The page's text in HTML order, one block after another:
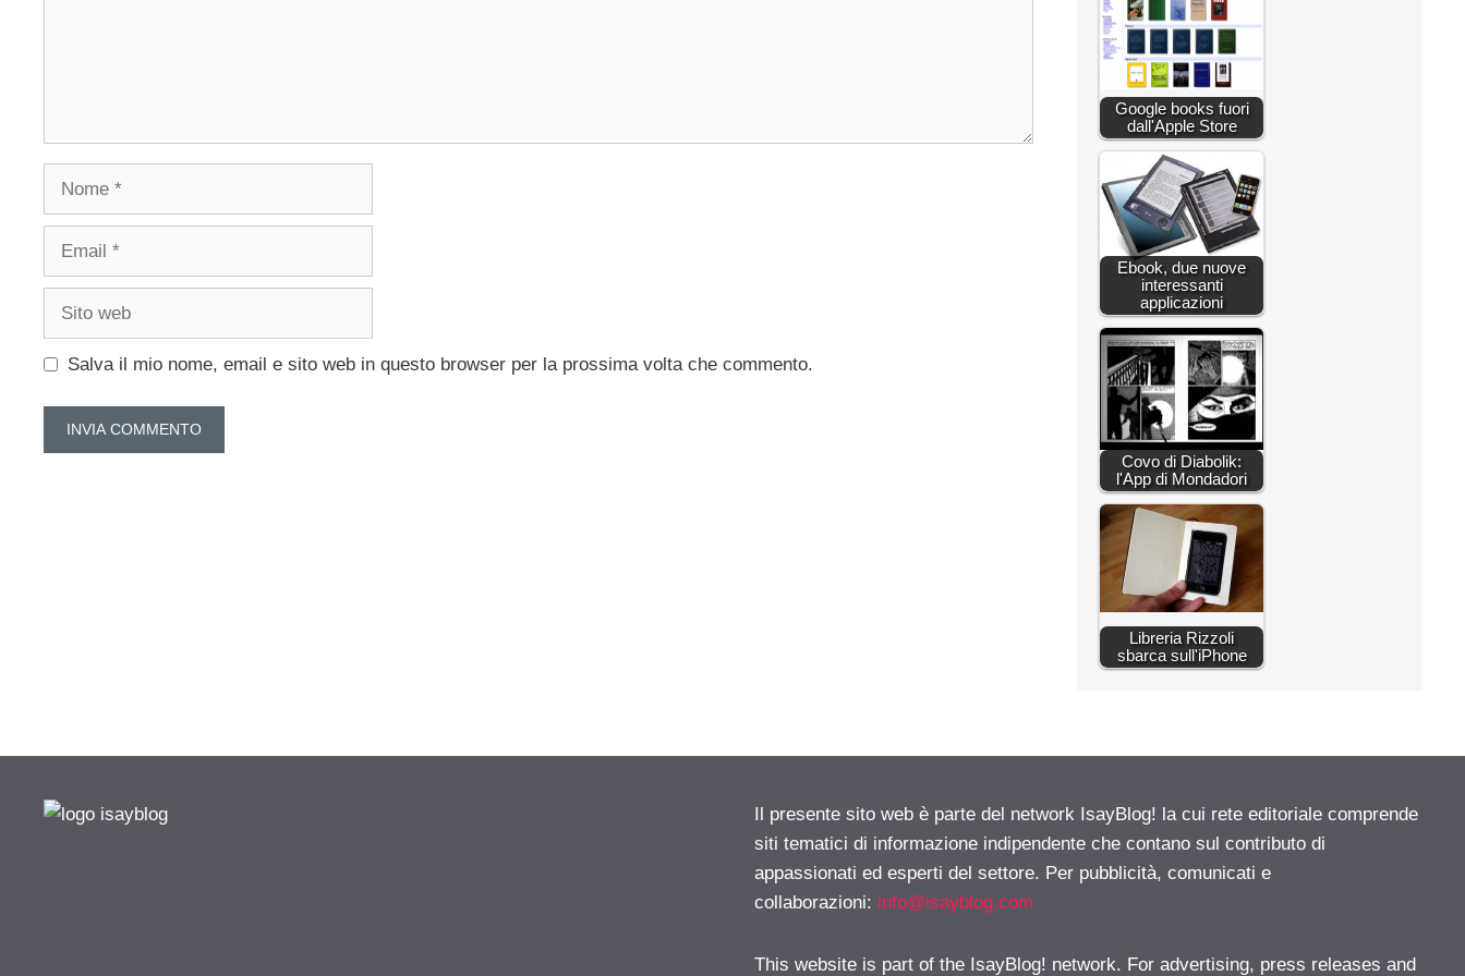
Nome
Email
Sito
Salva il mio nome, email e sito web in questo browser per la prossima volta che commento.
Google books fuori
dall'Apple Store
Ebook, due nuove
interessanti
applicazioni
Covo di Diabolik:
l'App di Mondadori
Libreria Rizzoli
sbarca sull'iPhone
Il presente sito web è parte del network IsayBlog! la cui rete editoriale comprende
siti tematici di informazione indipendente che contano sul contributo di
appassionati ed esperti del settore. Per pubblicità, comunicati e
collaborazioni: info@isayblog.com
This website is part of the IsayBlog! network. For advertising, press releases and